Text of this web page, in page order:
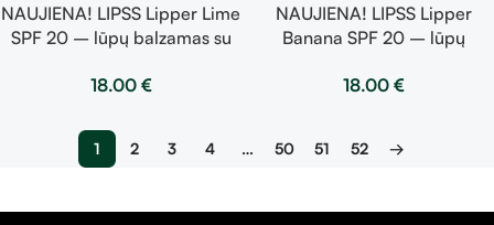
NAUJIENA! LIPSS Lipper Lime
SPF 20 – lūpų balzamas su
18.00 €
NAUJIENA! LIPSS Lipper
Banana SPF 20 – lūpų
18.00 €
1 2 3 4 … 50 51 52 →